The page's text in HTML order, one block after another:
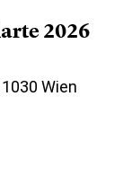
2026
Wien